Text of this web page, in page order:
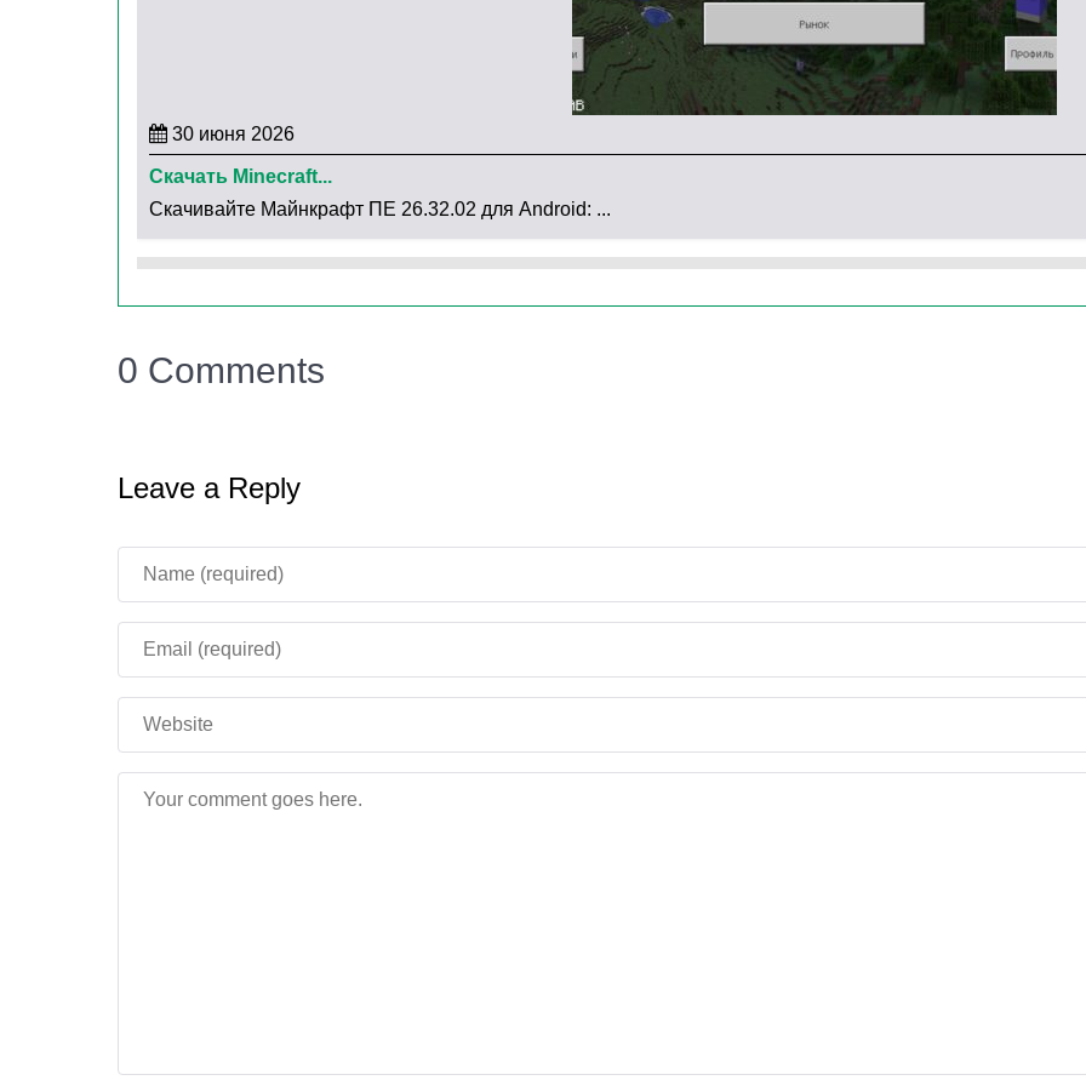
внесено 3 больших изменения:
Коралловые блокитеперьразделены по названиям.
При включенном Образовательном режимеХимические элементы появляются в творческом
инвентаре.
Исправленные ошибки
Исправили ошибку
При удушении в воде
Новая функция при гибели в Хардкорном режиме. Появилась возможность выбрать в меню
«Наблюдать за миром».
Если Броненосец получил урон от блока, не зависает и не сворачивается/разворачивается
бесконечно.
Новая озвучка текста.
Новое положение кнопок всплытия и прыжка
Внимание! Это тестовая версия игры. Настоятельно рекомендуем сделать
30 июня 2026
Скачать Minecraft...
Скачивайте Майнкрафт ПЕ 26.32.02 для Android: ...
0 Comments
Leave a Reply